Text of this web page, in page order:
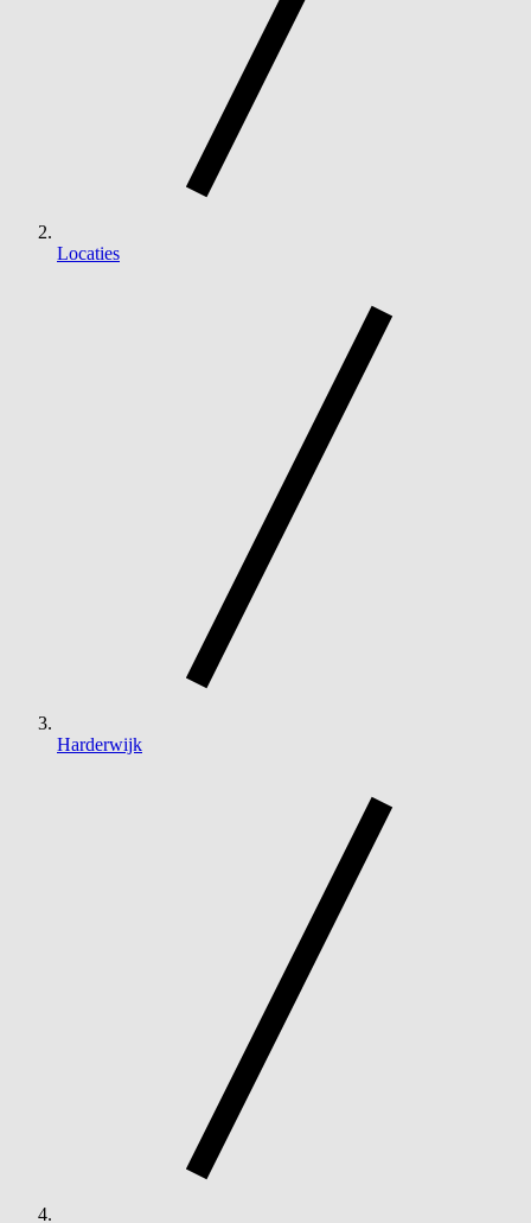
Locaties
Harderwijk